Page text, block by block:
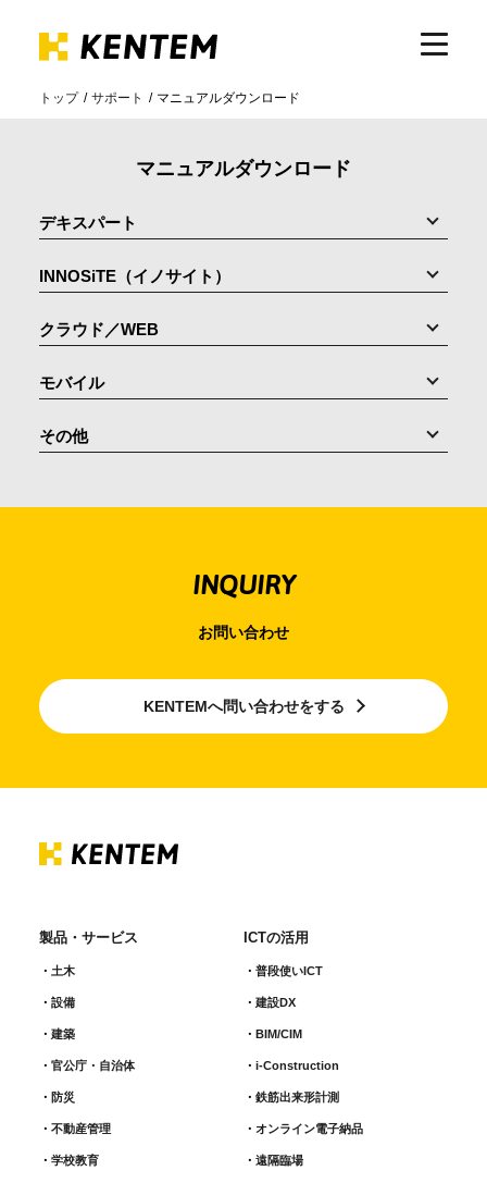
導入事例
イベント・セミナー
会社情報
資料請求
トップ サポート マニュアルダウンロード
マニュアルダウンロード
デキスパート
INNOSiTE（イノサイト）
クラウド／WEB
モバイル
その他
INQUIRY
お問い合わせ
KENTEMへ問い合わせをする
製品・サービス
土木
設備
建築
官公庁・自治体
防災
不動産管理
学校教育
ICTの活用
普段使いICT
建設DX
BIM/CIM
i-Construction
鉄筋出来形計測​
オンライン電子納品
遠隔臨場